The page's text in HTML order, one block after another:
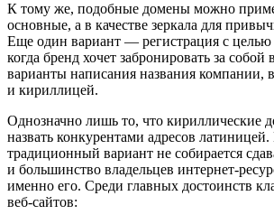
К тому же, подобные домены можно
основные, а в качестве зеркала для
Еще один вариант — регистрация с целью
когда бренд хочет забронировать за
варианты написания названия компании,
и кириллицей.
Однозначно лишь то, что кириллические
назвать конкурентами адресов
традиционный вариант не собирается
и большинство владельцев интернет-
именно его. Среди главных достоинств
веб-сайтов: